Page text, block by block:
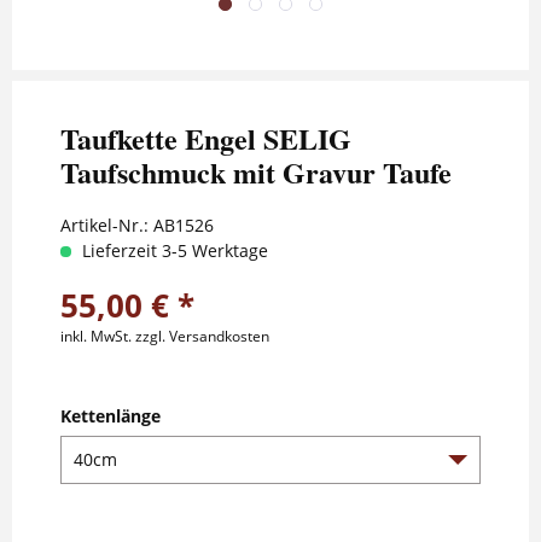
Taufkette Engel SELIG
Taufschmuck mit Gravur Taufe
Artikel-Nr.: AB1526
Lieferzeit 3-5 Werktage
55,00 € *
inkl. MwSt.zzgl. Versandkosten
Kettenlänge